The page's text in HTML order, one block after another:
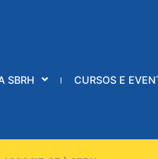
SBRH CURSOS E